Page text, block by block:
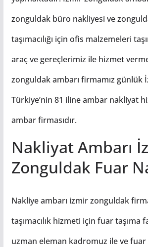
zonguldak büro nakliyesi ve
taşımacılığı için ofis malzemeleri
araç ve gereçlerimiz ile hizmet
zonguldak ambarı firmamız günlük
Türkiye’nin 81 iline ambar nakliyat
ambar firmasıdır.
Nakliyat Ambarı
Zonguldak Fuar
Nakliye ambarı izmir zonguldak
taşımacılık hizmeti için fuar taşıma
uzman eleman kadromuz ile ve fuar